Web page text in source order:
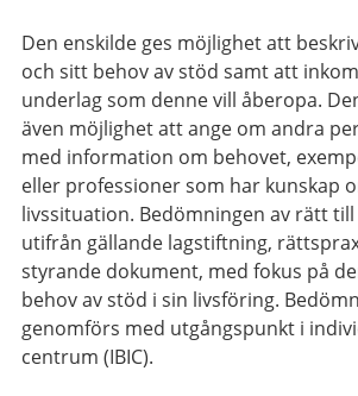
Den enskilde ges möjlighet att
och sitt behov av stöd samt att
underlag som denne vill åberopa.
även möjlighet att ange om andra
med information om behovet,
eller professioner som har kunskap
livssituation. Bedömningen av rätt
utifrån gällande lagstiftning,
styrande dokument, med fokus på
behov av stöd i sin livsföring.
genomförs med utgångspunkt i
centrum (IBIC).